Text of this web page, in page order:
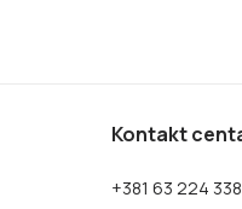
Kontakt
+381 63 224 338